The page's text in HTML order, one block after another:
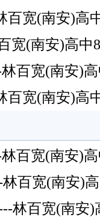
百宽(南安)高
宽(南安)高中
百宽(南安)
百宽(南安)高
百宽(南安)
百宽(南安)
林百宽(南安)